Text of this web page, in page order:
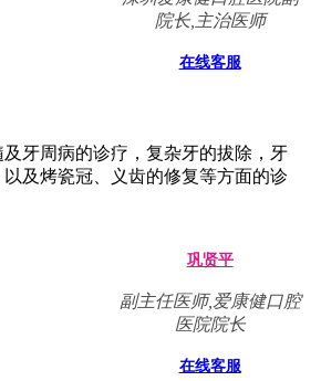
主治医师 口腔医院院长
在线客服